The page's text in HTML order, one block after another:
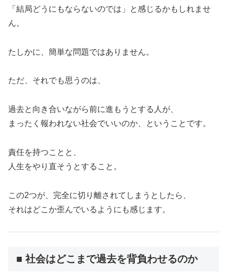
「結局どうにもならないのでは」と感じるかもしれませ
ん。
たしかに、簡単な問題ではありません。
ただ、それでも思うのは、
過去と向き合いながら前に進もうとする人が、
まったく報われない社会でいいのか、ということです。
責任を持つことと、
人生をやり直そうとすること。
この2つが、完全に切り離されてしまうとしたら、
それはどこか歪んでいるようにも感じます。
■ 社会はどこまで過去を背負わせるのか